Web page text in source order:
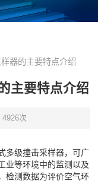
器的主要特点介绍
主要特点介绍
4926次
多级撞击采样器，可广
业等环境中的监测以及
检测数据为评价空气环